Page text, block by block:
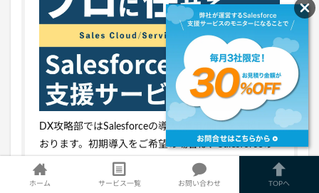
DX攻略部ではSalesforceの導入/運用/開発を支援して
おります。初期導入をご希望の場合は、Salesforceの
割引交渉を含めた支援も可能ですので興味がある方は
チェックしてみてください。
ホーム サービス一覧 お問い合わせ TOPへ